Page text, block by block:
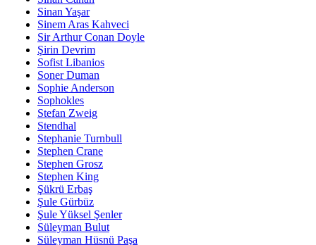
Sinan Yaşar
Sinem Aras Kahveci
Sir Arthur Conan Doyle
Şirin Devrim
Sofist Libanios
Soner Duman
Sophie Anderson
Sophokles
Stefan Zweig
Stendhal
Stephanie Turnbull
Stephen Crane
Stephen Grosz
Stephen King
Şükrü Erbaş
Şule Gürbüz
Şule Yüksel Şenler
Süleyman Bulut
Süleyman Hüsnü Paşa